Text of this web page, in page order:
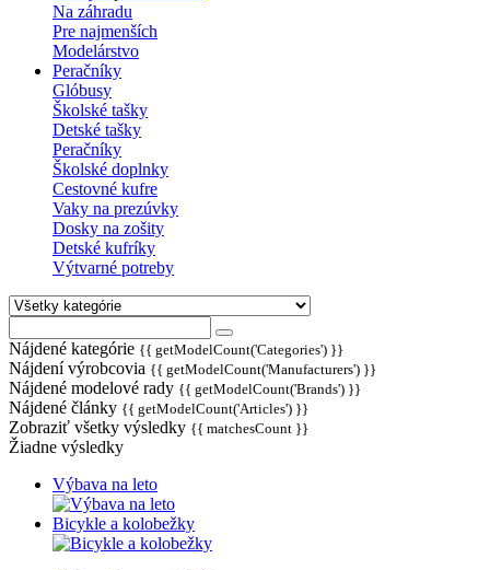
Na záhradu
Pre najmenších
Modelárstvo
Peračníky
Glóbusy
Školské tašky
Detské tašky
Peračníky
Školské doplnky
Cestovné kufre
Vaky na prezúvky
Dosky na zošity
Detské kufríky
Výtvarné potreby
Nájdené kategórie {{ getModelCount('Categories') }}
Nájdení výrobcovia {{ getModelCount('Manufacturers') }}
Nájdené modelové rady {{ getModelCount('Brands') }}
Nájdené články {{ getModelCount('Articles') }}
Zobraziť všetky výsledky {{ matchesCount }}
Žiadne výsledky
Výbava na leto
Bicykle a kolobežky